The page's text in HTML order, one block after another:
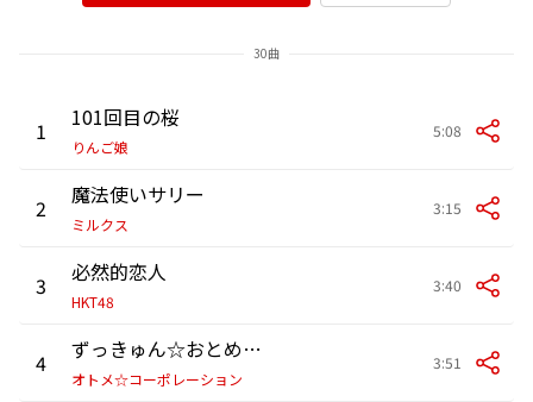
30曲
1 101回目の桜
りんご娘
5:08
2 魔法使いサリー
ミルクス
3:15
3 必然的恋人
HKT48
3:40
4 ずっきゅん☆おとめろでぃ♪
オトメ☆コーポレーション
3:51